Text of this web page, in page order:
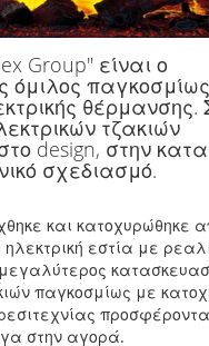
Group" είναι ο
όμιλος
θέρμανσης.
τζακιών
design, στην
σχεδιασμό.
και κατοχυρώθηκε
εστία με
παγκοσμίως με
στην αγορά.